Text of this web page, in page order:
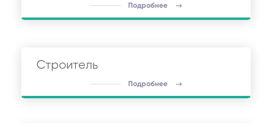
Подробнее
Строитель
Подробнее